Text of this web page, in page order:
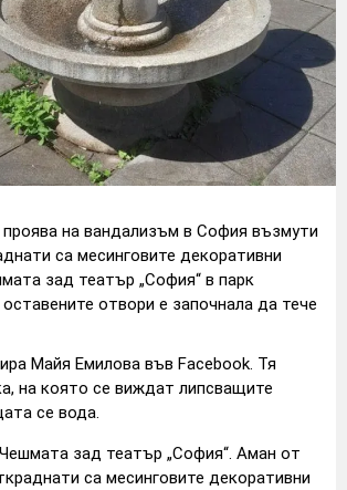
на вандализъм в София възмути
са месинговите декоративни
зад театър „София“ в парк
оставените отвори е започнала да тече
Майя Емилова във Facebook. Тя
на която се виждат липсващите
се вода.
Чешмата зад театър „София“. Аман от
са месинговите декоративни